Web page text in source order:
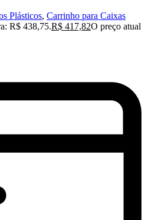
Plásticos, Carrinho para Caixas
R$ 438,75.R$ 417,82O preço atual